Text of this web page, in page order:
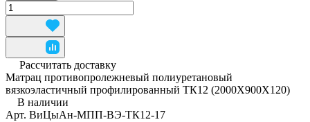
Рассчитать доставку
Матрац противопролежневый полиуретановый
вязкоэластичный профилированный ТК12 (2000Х900Х120)
В наличии
Арт. ВиЦыАн-МПП-ВЭ-ТК12-17